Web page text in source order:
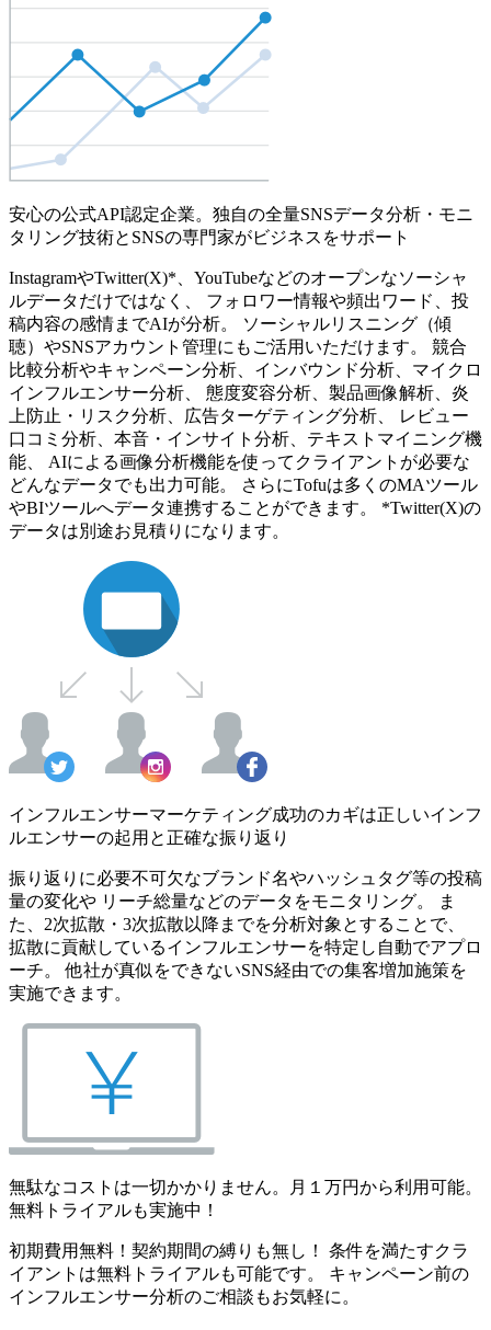
安心の公式API認定企業。独自の全量SNSデータ分析・モニ
タリング技術とSNSの専門家がビジネスをサポート
InstagramやTwitter(X)*、YouTubeなどのオープンなソーシャ
ルデータだけではなく、 フォロワー情報や頻出ワード、投
稿内容の感情までAIが分析。 ソーシャルリスニング（傾
聴）やSNSアカウント管理にもご活用いただけます。 競合
比較分析やキャンペーン分析、インバウンド分析、マイクロ
インフルエンサー分析、 態度変容分析、製品画像解析、炎
上防止・リスク分析、広告ターゲティング分析、 レビュー
口コミ分析、本音・インサイト分析、テキストマイニング機
能、 AIによる画像分析機能を使ってクライアントが必要な
どんなデータでも出力可能。 さらにTofuは多くのMAツール
やBIツールへデータ連携することができます。 *Twitter(X)の
データは別途お見積りになります。
インフルエンサーマーケティング成功のカギは正しいインフ
ルエンサーの起用と正確な振り返り
振り返りに必要不可欠なブランド名やハッシュタグ等の投稿
量の変化や リーチ総量などのデータをモニタリング。 ま
た、2次拡散・3次拡散以降までを分析対象とすることで、
拡散に貢献しているインフルエンサーを特定し自動でアプロ
ーチ。 他社が真似をできないSNS経由での集客増加施策を
実施できます。
無駄なコストは一切かかりません。月１万円から利用可能。
無料トライアルも実施中！
初期費用無料！契約期間の縛りも無し！ 条件を満たすクラ
イアントは無料トライアルも可能です。 キャンペーン前の
インフルエンサー分析のご相談もお気軽に。